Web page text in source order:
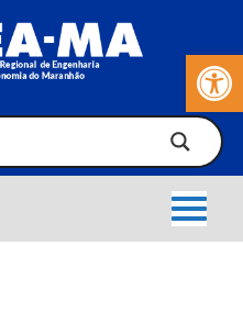
Barra de